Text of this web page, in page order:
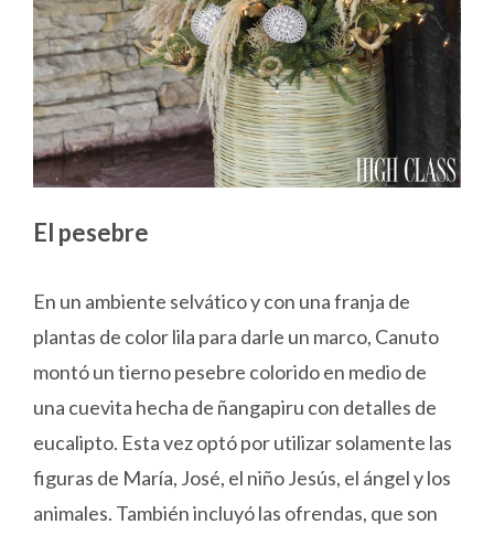
El pesebre
En un ambiente selvático y con una franja de
plantas de color lila para darle un marco, Canuto
montó un tierno pesebre colorido en medio de
una cuevita hecha de ñangapiru con detalles de
eucalipto. Esta vez optó por utilizar solamente las
figuras de María, José, el niño Jesús, el ángel y los
animales. También incluyó las ofrendas, que son